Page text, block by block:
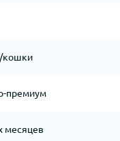
кошки
премиум
месяцев